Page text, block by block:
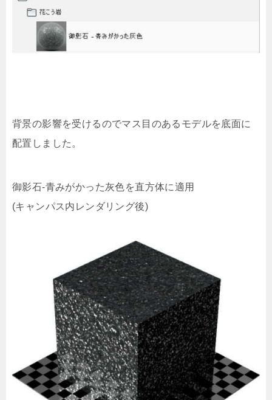
背景の影響を受けるのでマス目のあるモデルを底面に
配置しました。
御影石-青みがかった灰色を直方体に適用
(キャンパス内レンダリング後)